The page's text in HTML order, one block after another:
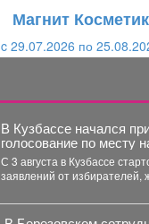
Магнит Косметик
c 29.07.2026 по
В Кузбассе начался
голосование по месту
С 3 августа в Кузбассе
заявлений от